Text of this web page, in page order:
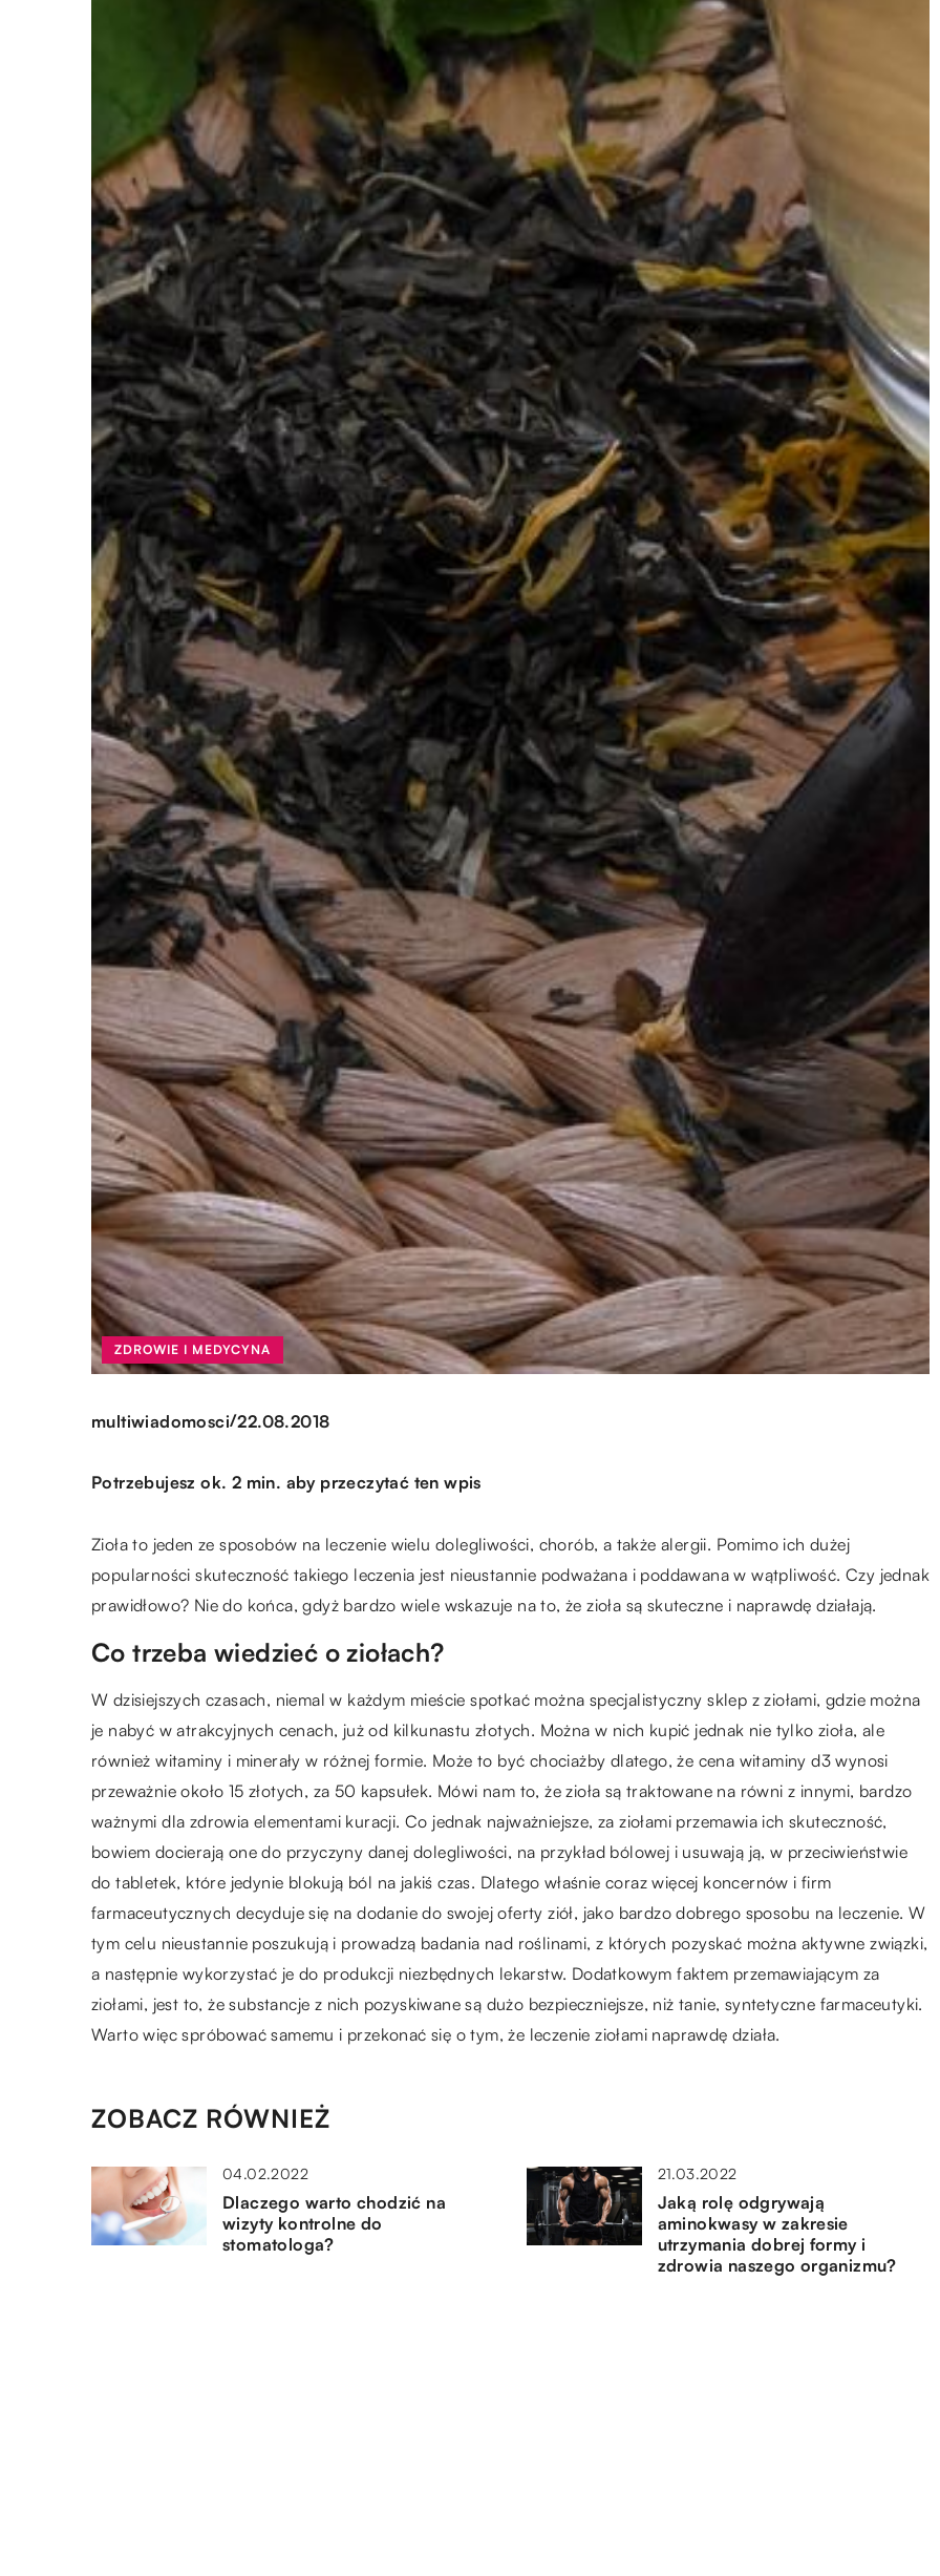
ZDROWIE I MEDYCYNA
multiwiadomosci/22.08.2018
Potrzebujesz ok. 2 min. aby przeczytać ten wpis
Zioła to jeden ze sposobów na leczenie wielu dolegliwości, chorób, a także alergii. Pomimo ich dużej
popularności skuteczność takiego leczenia jest nieustannie podważana i poddawana w wątpliwość. Czy jednak
prawidłowo? Nie do końca, gdyż bardzo wiele wskazuje na to, że zioła są skuteczne i naprawdę działają.
Co trzeba wiedzieć o ziołach?
W dzisiejszych czasach, niemal w każdym mieście spotkać można specjalistyczny sklep z ziołami, gdzie można
je nabyć w atrakcyjnych cenach, już od kilkunastu złotych. Można w nich kupić jednak nie tylko zioła, ale
również witaminy i minerały w różnej formie. Może to być chociażby dlatego, że cena witaminy d3 wynosi
przeważnie około 15 złotych, za 50 kapsułek. Mówi nam to, że zioła są traktowane na równi z innymi, bardzo
ważnymi dla zdrowia elementami kuracji. Co jednak najważniejsze, za ziołami przemawia ich skuteczność,
bowiem docierają one do przyczyny danej dolegliwości, na przykład bólowej i usuwają ją, w przeciwieństwie
do tabletek, które jedynie blokują ból na jakiś czas. Dlatego właśnie coraz więcej koncernów i firm
farmaceutycznych decyduje się na dodanie do swojej oferty ziół, jako bardzo dobrego sposobu na leczenie. W
tym celu nieustannie poszukują i prowadzą badania nad roślinami, z których pozyskać można aktywne związki,
a następnie wykorzystać je do produkcji niezbędnych lekarstw. Dodatkowym faktem przemawiającym za
ziołami, jest to, że substancje z nich pozyskiwane są dużo bezpieczniejsze, niż tanie, syntetyczne farmaceutyki.
Warto więc spróbować samemu i przekonać się o tym, że leczenie ziołami naprawdę działa.
ZOBACZ RÓWNIEŻ
04.02.2022
Dlaczego warto chodzić na
wizyty kontrolne do
stomatologa?
21.03.2022
Jaką rolę odgrywają
aminokwasy w zakresie
utrzymania dobrej formy i
zdrowia naszego organizmu?